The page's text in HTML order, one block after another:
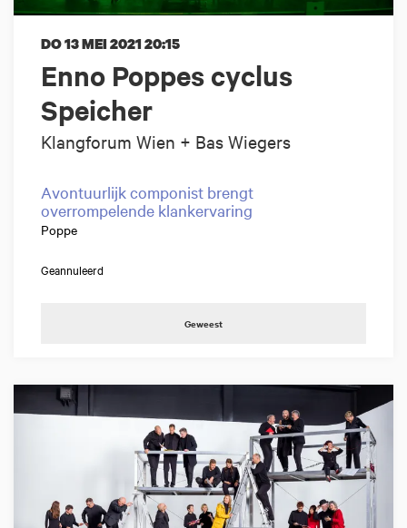
Enno Poppes cyclus
Speicher
Klangforum Wien + Bas Wiegers
DO 13 MEI 202120:15
Avontuurlijk componist brengt
overrompelende klankervaring
Poppe
Geannuleerd
Geweest